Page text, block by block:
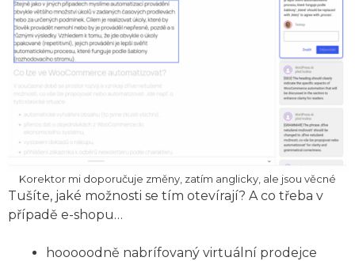
Korektor mi doporučuje změny, zatím anglicky, ale jsou věcné
Tušíte, jaké možnosti se tím otevírají? A co třeba v
případě e-shopu…
hooooodně nabrífovaný virtuální prodejce